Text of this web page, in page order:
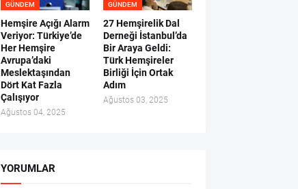
GÜNDEM
Hemşire Açığı Alarm
Veriyor: Türkiye’de
Her Hemşire
Avrupa’daki
Meslektaşından
Dört Kat Fazla
Çalışıyor
Ağustos 04, 2025
GÜNDEM
27 Hemşirelik Dal
Derneği İstanbul’da
Bir Araya Geldi:
Türk Hemşireler
Birliği İçin Ortak
Adım
Ağustos 03, 2025
YORUMLAR